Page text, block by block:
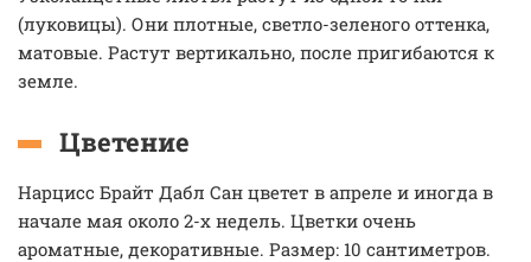
(луковицы). Они плотные, светло-зеленого оттенка,
матовые. Растут вертикально, после пригибаются к
земле.
Цветение
Нарцисс Брайт Дабл Сан цветет в апреле и иногда в
начале мая около 2-х недель. Цветки очень
ароматные, декоративные. Размер: 10 сантиметров.